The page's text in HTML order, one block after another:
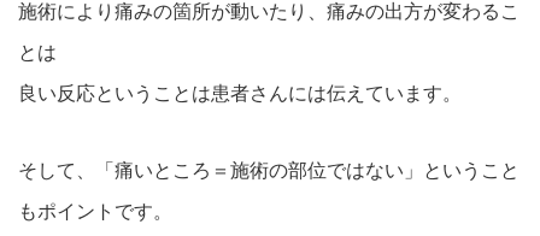
施術により痛みの箇所が動いたり、痛みの出方が変わるこ
とは
良い反応ということは患者さんには伝えています。
そして、「痛いところ＝施術の部位ではない」ということ
もポイントです。